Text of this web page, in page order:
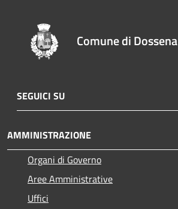
Comune di Dossena
SEGUICI SU
AMMINISTRAZIONE
Organi di Governo
Aree Amministrative
Uffici